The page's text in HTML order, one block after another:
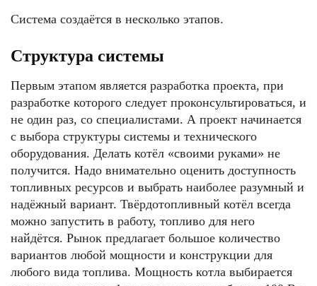
Система создаётся в несколько этапов.
Структура системы
Первым этапом является разработка проекта, при
разработке которого следует проконсультироваться, и
не один раз, со специалистами. А проект начинается
с выбора структуры системы и технического
оборудования. Делать котёл «своими руками» не
получится. Надо внимательно оценить доступность
топливных ресурсов и выбрать наиболее разумный и
надёжный вариант. Твёрдотопливный котёл всегда
можно запустить в работу, топливо для него
найдётся. Рынок предлагает большое количество
вариантов любой мощности и конструкции для
любого вида топлива. Мощность котла выбирается